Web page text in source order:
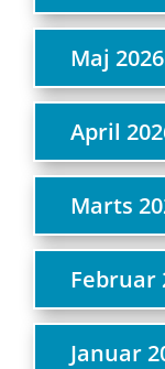
Maj 2026
April
Marts
Februar
Januar